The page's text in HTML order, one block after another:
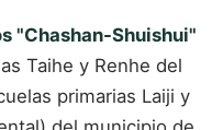
"Chashan-Shuishui"
Taihe y Renhe del
primarias Laiji y